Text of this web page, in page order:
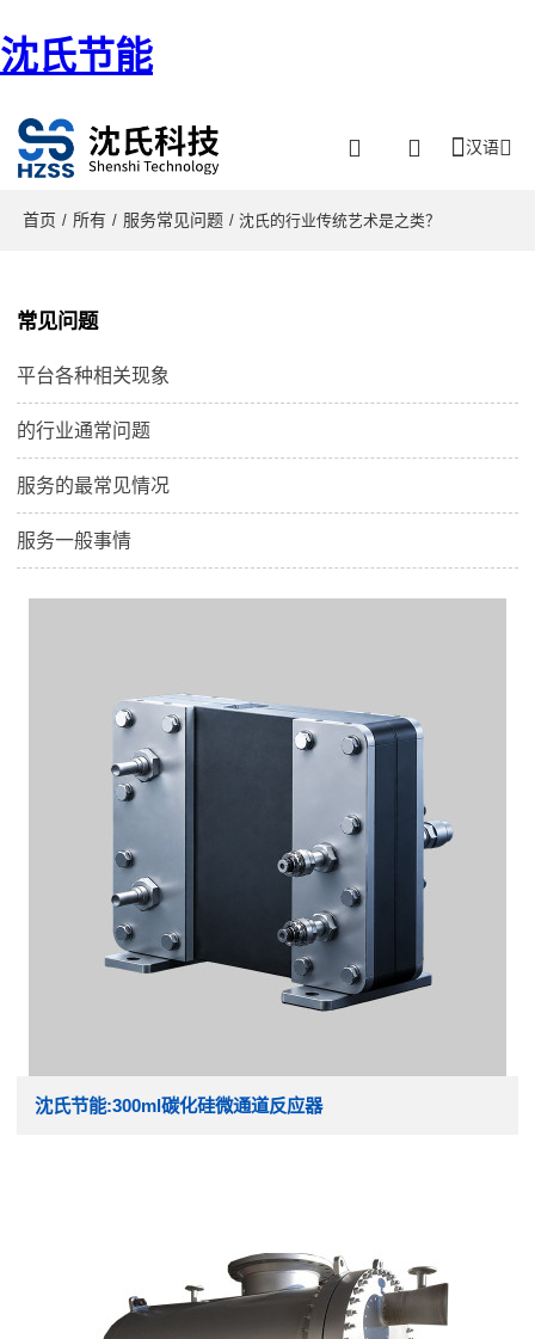
沈氏节能
汉语
首页 / 所有 / 服务常见问题 / 沈氏的行业传统艺术是之类？
常见问题
平台各种相关现象
的行业通常问题
服务的最常见情况
服务一般事情
沈氏节能:300ml碳化硅微通道反应器